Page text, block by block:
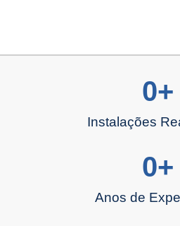
Instalações
0+
Anos de
0+